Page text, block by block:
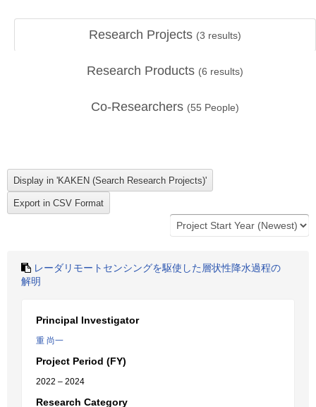
Research Projects (3 results)
Research Products (6 results)
Co-Researchers (55 People)
レーダリモートセンシングを駆使した層状性降水過程の
解明
Principal Investigator
重 尚一
Project Period (FY)
2022 – 2024
Research Category